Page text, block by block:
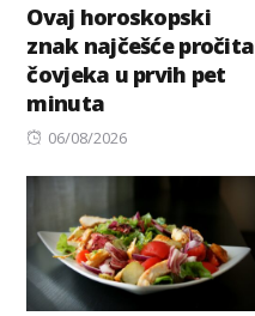
Ovaj horoskopski
znak najčešće pročita
čovjeka u prvih pet
minuta
Posted
06/08/2026